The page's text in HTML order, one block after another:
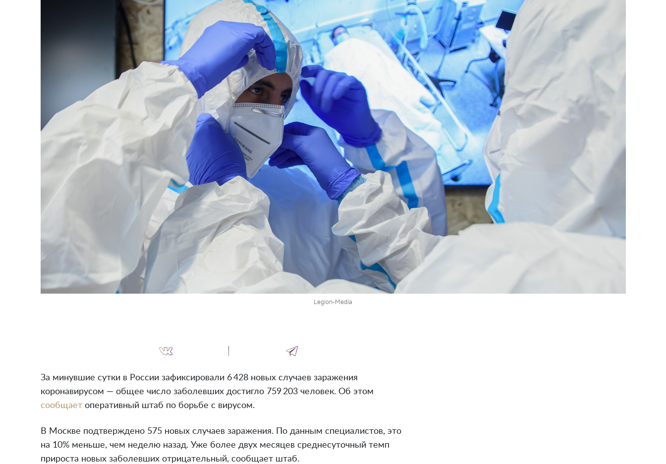
Legion-Media
За минувшие сутки в России зафиксировали 6 428 новых случаев заражения
коронавирусом — общее число заболевших достигло 759 203 человек. Об этом
сообщаетоперативный штаб по борьбе с вирусом.
В Москве подтверждено 575 новых случаев заражения. По данным специалистов, это
на 10% меньше, чем неделю назад. Уже более двух месяцев среднесуточный темп
прироста новых заболевших отрицательный, сообщает штаб.